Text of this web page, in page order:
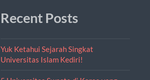
Recent Posts
Yuk Ketahui Sejarah Singkat
Universitas Islam Kediri!